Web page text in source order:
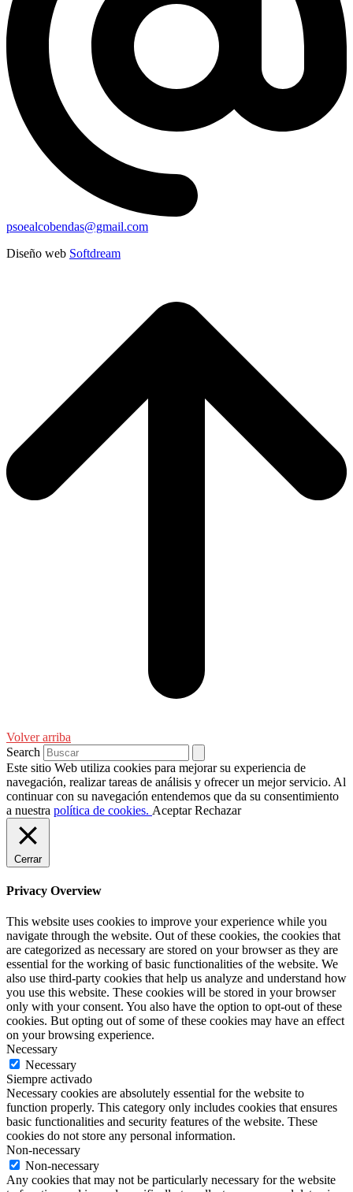
psoealcobendas@gmail.com
Diseño web Softdream
Volver arriba
Search
Este sitio Web utiliza cookies para mejorar su experiencia de
navegación, realizar tareas de análisis y ofrecer un mejor servicio. Al
continuar con su navegación entendemos que da su consentimiento
a nuestra política de cookies. Aceptar Rechazar
Cerrar
Privacy Overview
This website uses cookies to improve your experience while you
navigate through the website. Out of these cookies, the cookies that
are categorized as necessary are stored on your browser as they are
essential for the working of basic functionalities of the website. We
also use third-party cookies that help us analyze and understand how
you use this website. These cookies will be stored in your browser
only with your consent. You also have the option to opt-out of these
cookies. But opting out of some of these cookies may have an effect
on your browsing experience.
Necessary
Necessary
Siempre activado
Necessary cookies are absolutely essential for the website to
function properly. This category only includes cookies that ensures
basic functionalities and security features of the website. These
cookies do not store any personal information.
Non-necessary
Non-necessary
Any cookies that may not be particularly necessary for the website